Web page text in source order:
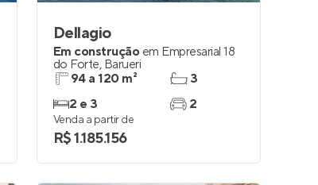
Dellagio
Em construção em Empresarial 18
do Forte, Barueri
94 a 120 m²
2 e 3
3
2
Venda a partir de
R$ 1.185.156